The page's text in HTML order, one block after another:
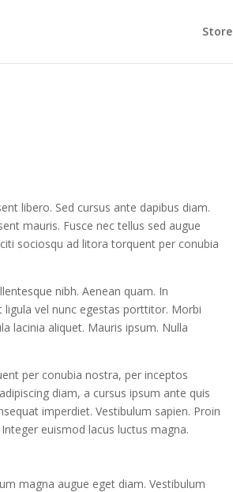
Store
libero. Sed cursus ante dapibus diam.
mauris. Fusce nec tellus sed augue
sociosqu ad litora torquent per conubia
nibh. Aenean quam. In
vel nunc egestas porttitor. Morbi
lacinia aliquet. Mauris ipsum. Nulla
per conubia nostra, per inceptos
diam, a cursus ipsum ante quis
imperdiet. Vestibulum sapien. Proin
euismod lacus luctus magna.
magna augue eget diam. Vestibulum